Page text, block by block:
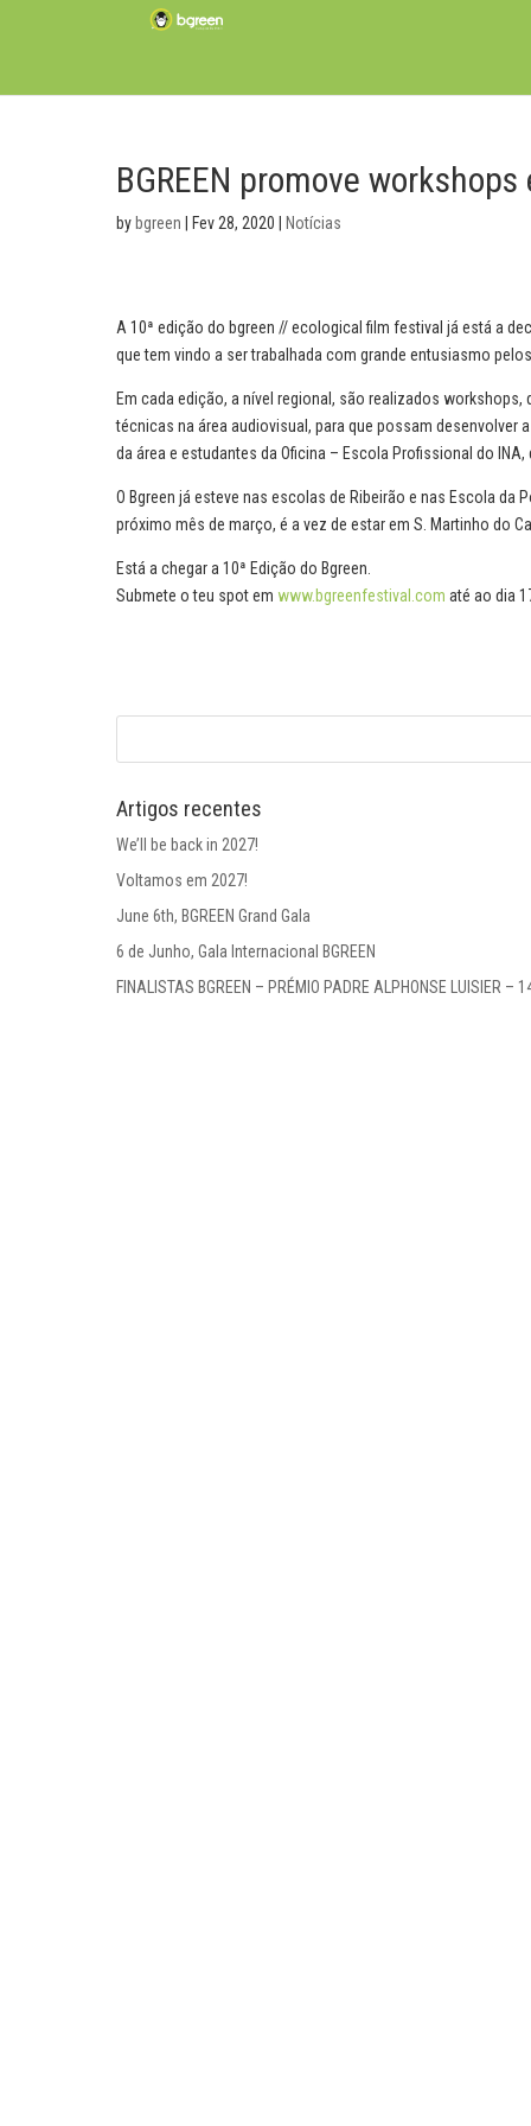
BGREEN promove
by bgreen Fev 28, 2020 Notícias
A 10ª edição do bgreen // ecological film festival já está a
que tem vindo a ser trabalhada com grande entusiasmo
Em cada edição, a nível regional, são realizados
técnicas na área audiovisual, para que possam
da área e estudantes da Oficina – Escola Profissional do
O Bgreen já esteve nas escolas de Ribeirão e nas Escola da
próximo mês de março, é a vez de estar em S. Martinho do
Está a chegar a 10ª Edição do Bgreen.
Submete o teu spot em www.bgreenfestival.com até ao dia
Artigos recentes
We’ll be back in 2027!
Voltamos em 2027!
June 6th, BGREEN Grand Gala
6 de Junho, Gala Internacional BGREEN
FINALISTAS BGREEN – PRÉMIO PADRE ALPHONSE LUISIER –